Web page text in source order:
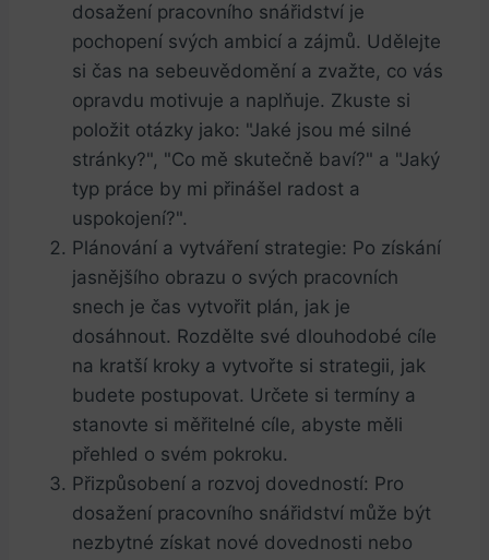
dosažení pracovního snářidství je
pochopení svých ambicí‍ a zájmů. Udělejte
si čas na‍ sebeuvědomění a zvažte, co vás
opravdu motivuje a naplňuje. Zkuste si
položit otázky jako: "Jaké jsou mé silné
stránky?", "Co mě skutečně baví?" ⁣a "Jaký
typ práce by mi přinášel radost ​a
uspokojení?".
Plánování a vytváření strategie: Po získání
jasnějšího obrazu o svých pracovních
snech je čas vytvořit plán, jak je
dosáhnout.⁣ Rozdělte své dlouhodobé ‌cíle
na kratší⁢ kroky​ a vytvořte si strategii, jak
budete postupovat. Určete si termíny a
stanovte si⁢ měřitelné cíle, abyste měli
přehled o svém pokroku.
Přizpůsobení a rozvoj dovedností: Pro
dosažení pracovního snářidství může být
nezbytné získat⁢ nové dovednosti nebo